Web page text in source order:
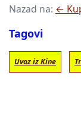
Nazad na: ←
Tagovi
Uvoz iz Kine